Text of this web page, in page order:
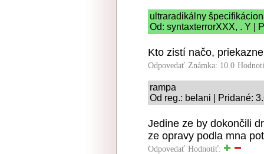
ultraradikálny
Od: syntaxterrorXXX, . Y |
Kto zistí načo,
Odpovedať Známka: 10.0
rampa
Od reg.: belani | Pridané:
Jedine ze by dokončili
ze opravy podla mna
Odpovedať Hodnotiť: